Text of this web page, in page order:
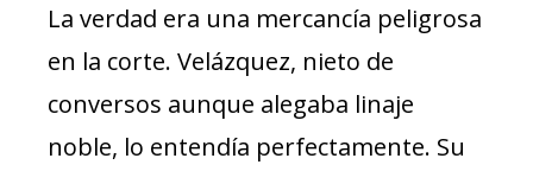
La verdad era una mercancía peligrosa
en la corte. Velázquez, nieto de
conversos aunque alegaba linaje
noble, lo entendía perfectamente. Su